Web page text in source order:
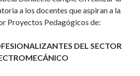
a los docentes que aspiran a la
Proyectos Pedagógicos de:
DEL SECTOR